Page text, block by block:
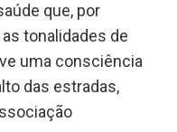
que, por
tonalidades de
uma consciência
das estradas,